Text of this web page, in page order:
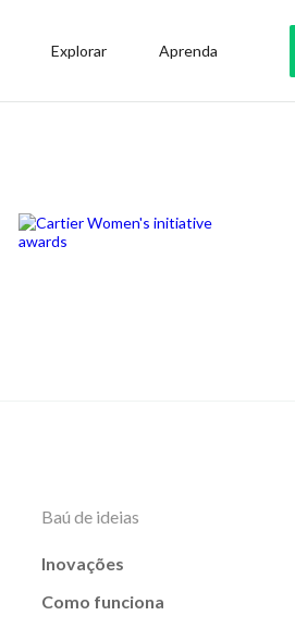
Explorar Aprenda
Baú de ideias
Inovações
Como funciona